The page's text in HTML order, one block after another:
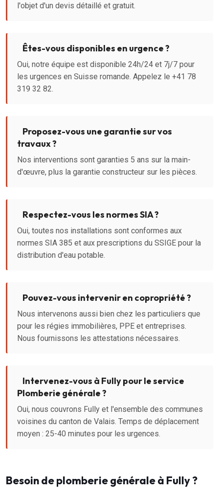
l'objet d'un devis détaillé et gratuit.
Êtes-vous disponibles en urgence ?
Oui, notre équipe est disponible 24h/24 et 7j/7 pour
les urgences en Suisse romande. Appelez le +41 78
319 32 82.
Proposez-vous une garantie sur vos
travaux ?
Nos interventions sont garanties 5 ans sur la main-
d'œuvre, plus la garantie constructeur sur les pièces.
Respectez-vous les normes SIA ?
Oui, toutes nos installations sont conformes aux
normes SIA 385 et aux prescriptions du SSIGE pour la
distribution d'eau potable.
Pouvez-vous intervenir en copropriété ?
Nous intervenons aussi bien chez les particuliers que
pour les régies immobilières, PPE et entreprises.
Nous fournissons les attestations nécessaires.
Intervenez-vous à Fully pour le service
Plomberie générale ?
Oui, nous couvrons Fully et l'ensemble des communes
voisines du canton de Valais. Temps de déplacement
moyen : 25-40 minutes pour les urgences.
Besoin de plomberie générale à Fully ?